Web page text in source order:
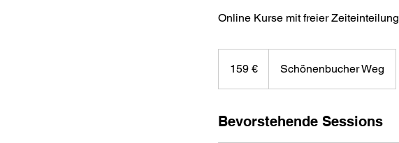
Online Kurse mit freier Zeiteinteilung
159 € Schönenbucher Weg
Bevorstehende Sessions